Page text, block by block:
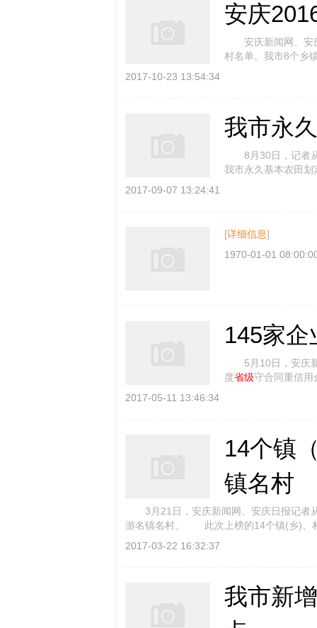
安庆
安庆新闻网、安庆
村名单。我市8个乡
2017-10-23 13:54:34
我市永
8月30日，记者从
我市永久基本农田划
2017-09-07 13:24:41
[详细信息]
1970-01-01
145家企
5月10日，安庆新
度省级守合同重信
2017-05-11 13:46:34
14个镇
镇名村
3月21日，安庆新闻网、安庆日报记者
游名镇名村。 此次上榜的14个镇(乡)、
2017-03-22 16:32:37
我市新